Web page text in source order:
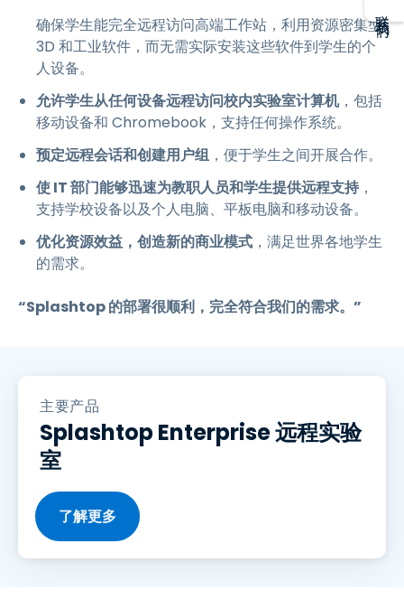
确保学生能完全远程访问高端工作站，利用资源密集型
3D 和工业软件，而无需实际安装这些软件到学生的个
人设备。
允许学生从任何设备远程访问校内实验室计算机，包括
移动设备和 Chromebook，支持任何操作系统。
预定远程会话和创建用户组 ，便于学生之间开展合作。
使 IT 部门能够迅速为教职人员和学生提供远程支持 ，
支持学校设备以及个人电脑、平板电脑和移动设备。
优化资源效益，创造新的商业模式 ，满足世界各地学生
的需求。
“Splashtop 的部署很顺利，完全符合我们的需求。”
主要产品
Splashtop Enterprise 远程实验
室
了解更多